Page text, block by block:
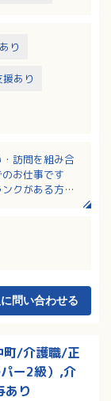
り
あり
訪問を組み合
お仕事です
クがある方も
能！子育て世
問い合わせる
町/介護職/正
ー2級）,介
あり